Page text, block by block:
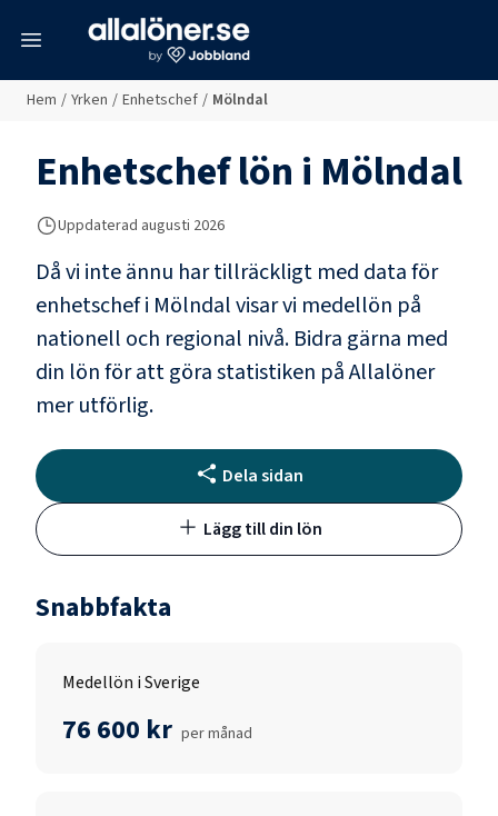
Hem / Yrken / Enhetschef / Mölndal
Enhetscheflön i Mölndal
Uppdaterad augusti 2026
Då vi inte ännu har tillräckligt med data för
enhetschefi Mölndalvisar vi medellön på
nationell och regional nivå. Bidra gärna med
din lön för att göra statistiken på Allalöner
mer utförlig.
Dela sidan
Lägg till din lön
Snabbfakta
Medellön i Sverige
76 600 kr per månad